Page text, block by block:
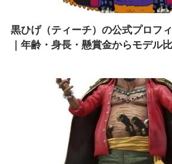
黒ひげ（ティーチ）の公式プロフ
｜年齢・身長・懸賞金からモデル